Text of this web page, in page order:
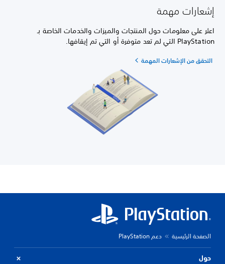
إشعارات مهمة
اعثر على معلومات حول المنتجات والميزات والخدمات الخاصة بـ
PlayStation التي لم تعد متوفرة أو التي تم إيقافها.
التحقق من الإشعارات المهمة
الصفحة الرئيسية دعم PlayStation
حول